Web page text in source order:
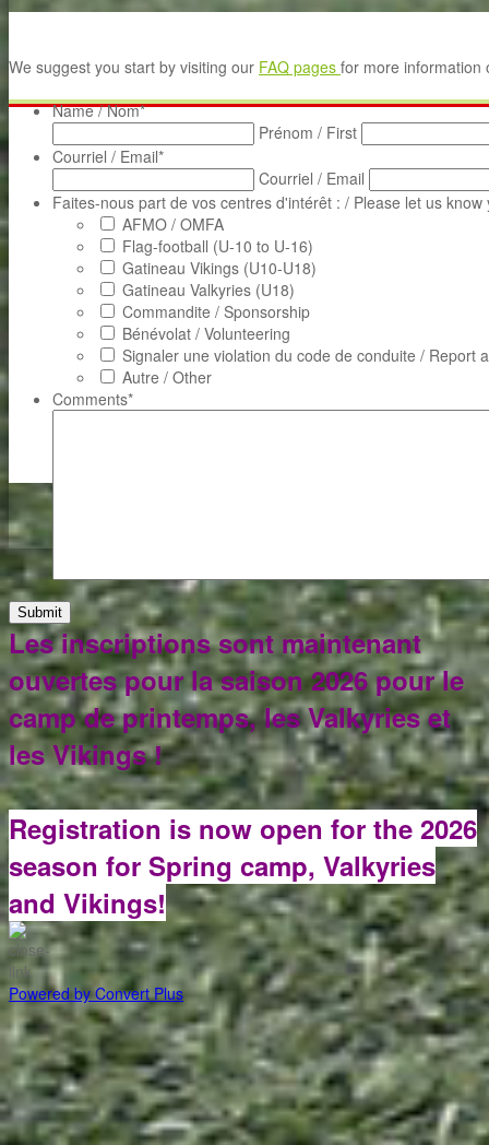
We suggest you start by visiting our FAQ pages for more information
Name / Nom*
Prénom / First
Courriel / Email*
Courriel / Email
Faites-nous part de vos centres d'intérêt : / Please let us
AFMO / OMFA
Flag-football (U-10 to U-16)
Gatineau Vikings (U10-U18)
Gatineau Valkyries (U18)
Commandite / Sponsorship
Bénévolat / Volunteering
Signaler une violation du code de conduite / Report
Autre / Other
Comments*
Les inscriptions sont maintenant
ouvertes pour la saison 2026 pour le
camp de printemps, les Valkyries et
les Vikings !
Registration is now open for the 2026
season for Spring camp, Valkyries
and Vikings!
Powered by Convert Plus